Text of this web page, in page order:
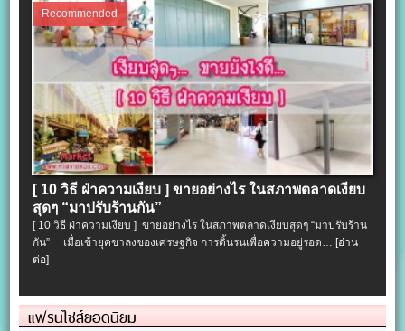
Recommended
[ 10 วิธี ฝ่าความเงียบ ] ขายอย่างไร ในสภาพตลาดเงียบ
สุดๆ “มาปรับร้านกัน”
[ 10 วิธี ฝ่าความเงียบ ] ขายอย่างไร ในสภาพตลาดเงียบสุดๆ “มาปรับร้าน
กัน” เมื่อเข้ายุคขาลงของเศรษฐกิจ การดิ้นรนเพื่อความอยู่รอด…[อ่าน
ต่อ]
แฟรนไชส์ยอดนิยม